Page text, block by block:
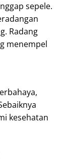
sepele.
Radang
menempel
kesehatan